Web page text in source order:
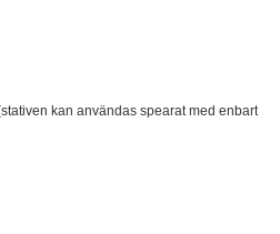
kan användas spearat med enbart